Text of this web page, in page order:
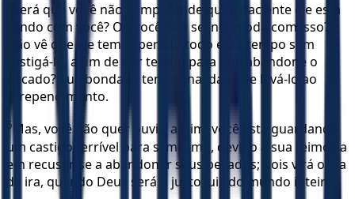
Será que você não compreende quão paciente ele está
sendo com você? Ou você não se incomoda com isso?
Não vê que ele tem esperado todo esse tempo sem
castigá-lo, a fim de dar tempo para que abandone o
pecado? Sua bondade tem a finalidade de levá-lo ao
arrependimento.
5
Mas, você não quer ouvir; assim, você está guardando
um castigo terrível para si mesmo, devido à sua teimosia
em recusar-se a abandonar seus pecados; pois virá o dia
da ira, quando Deus será o justo Juiz do mundo inteiro.